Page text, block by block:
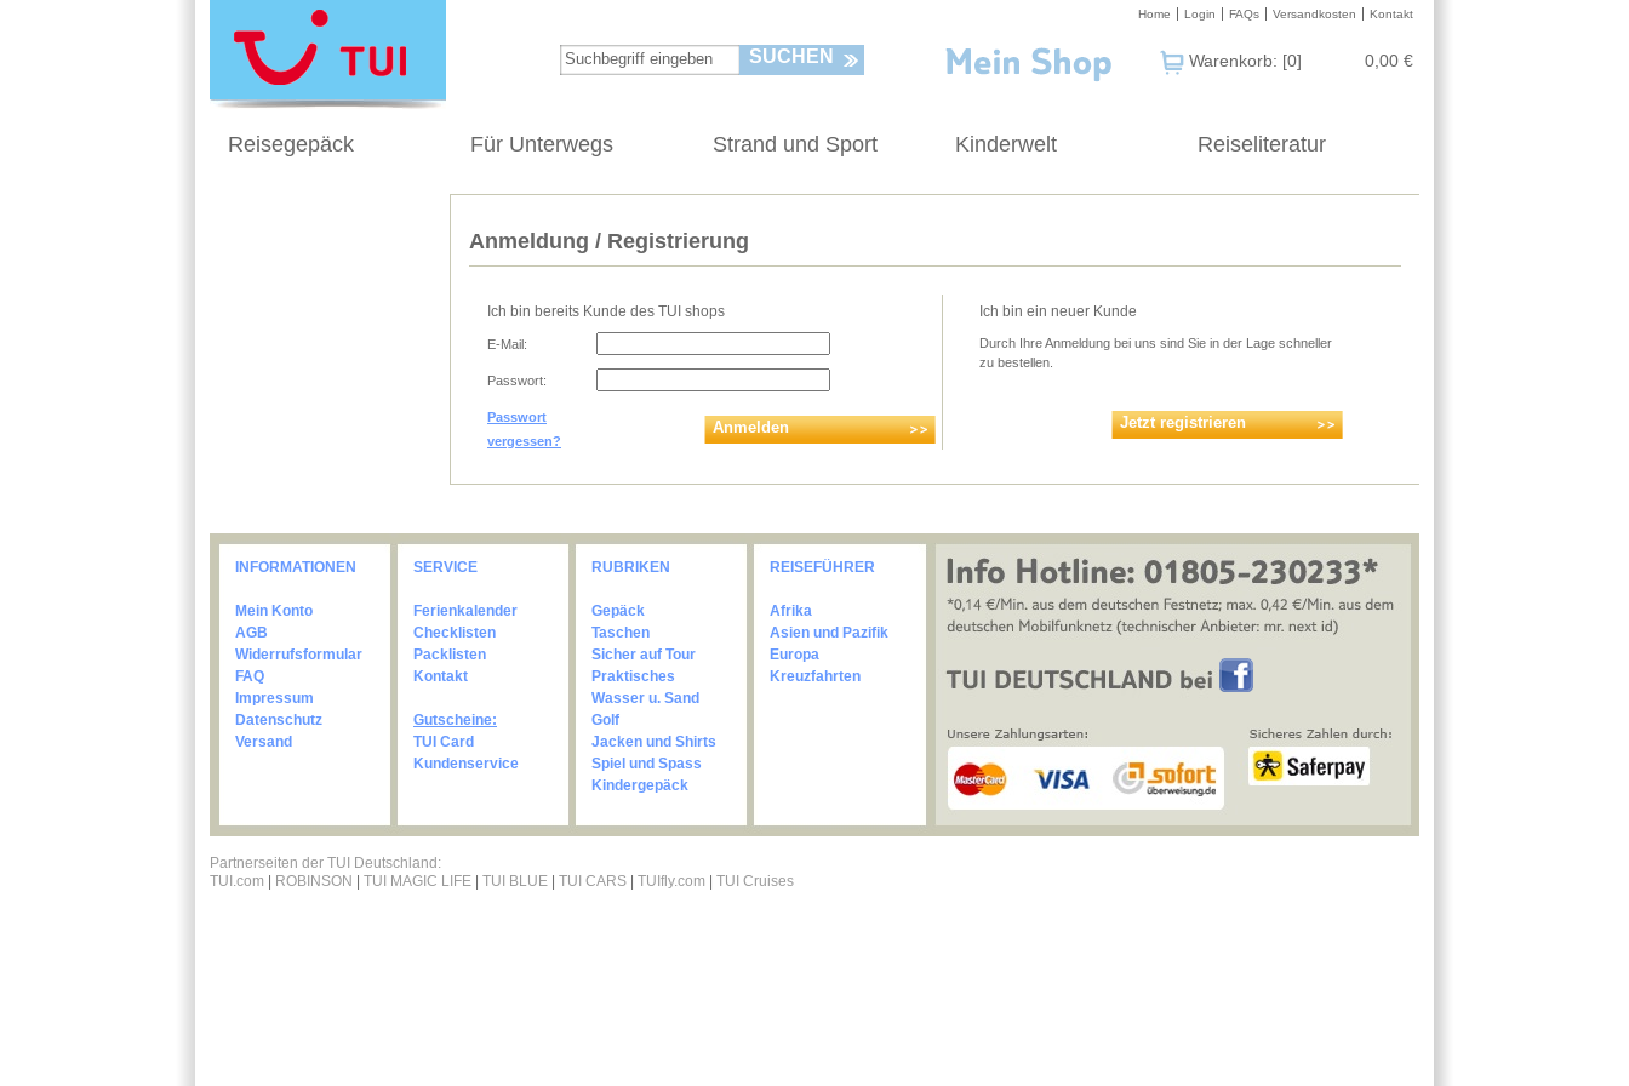
Kontakt
Versandkosten
FAQs
Login
Home
SUCHEN Warenkorb: [0] 0,00 €
Reisegepäck Für Unterwegs Strand und Sport Kinderwelt Reiseliteratur
Anmeldung / Registrierung
Ich bin bereits Kunde des TUI shops
E-Mail:
Passwort:
Passwort
vergessen?
Anmelden
Ich bin ein neuer Kunde
Durch Ihre Anmeldung bei uns sind Sie in der Lage schneller
zu bestellen.
Jetzt registrieren
INFORMATIONEN
Mein Konto
AGB
Widerrufsformular
FAQ
Impressum
Datenschutz
Versand
SERVICE
Ferienkalender
Checklisten
Packlisten
Kontakt
Gutscheine:
TUI Card
Kundenservice
RUBRIKEN
Gepäck
Taschen
Sicher auf Tour
Praktisches
Wasser u. Sand
Golf
Jacken und Shirts
Spiel und Spass
Kindergepäck
REISEFÜHRER
Afrika
Asien und Pazifik
Europa
Kreuzfahrten
Partnerseiten der TUI Deutschland:
TUI.com
ROBINSON TUI MAGIC LIFE TUI BLUE TUI CARS TUIfly.com TUI Cruises